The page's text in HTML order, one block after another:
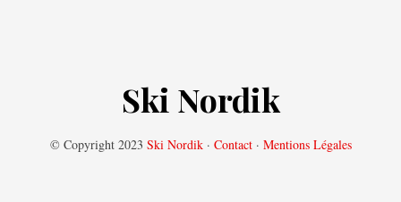
Ski Nordik
© Copyright 2023 Ski Nordik· Contact· Mentions Légales